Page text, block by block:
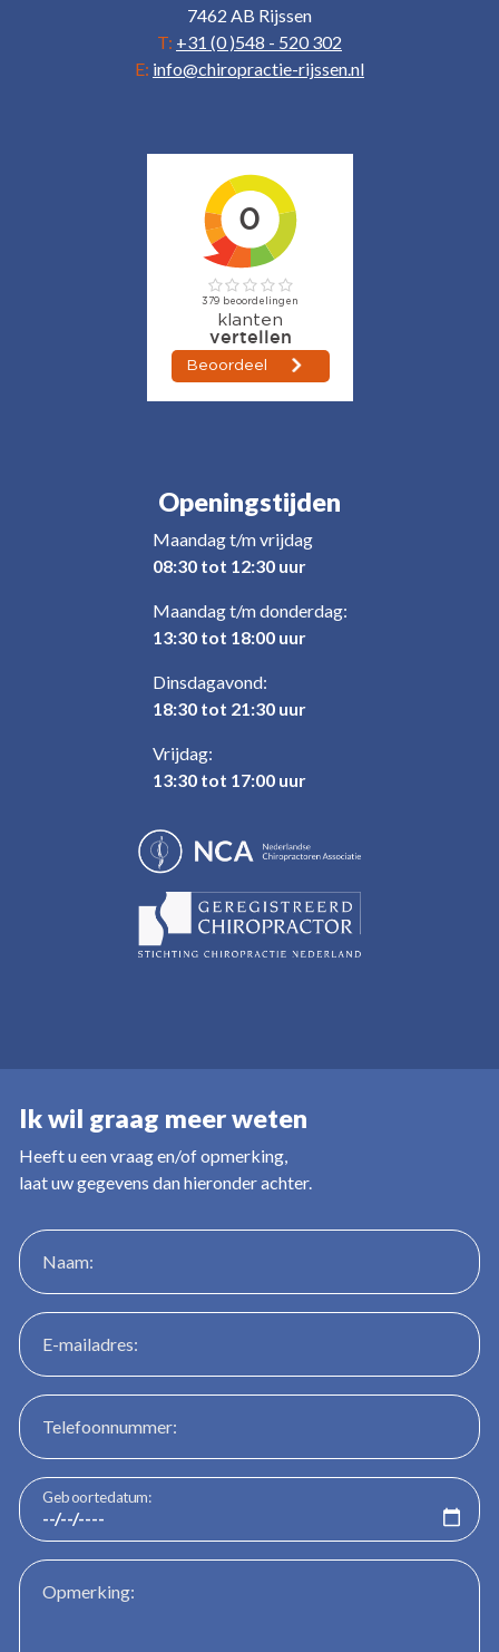
7462 AB Rijssen
T: +31 (0 )548 - 520 302
E: info@chiropractie-rijssen.nl
Openingstijden
Maandag t/m vrijdag
08:30 tot 12:30 uur
Maandag t/m donderdag:
13:30 tot 18:00 uur
Dinsdagavond:
18:30 tot 21:30 uur
Vrijdag:
13:30 tot 17:00 uur
Ik wil graag meer weten
Heeft u een vraag en/of opmerking,
laat uw gegevens dan hieronder achter.
Naam:
E-mailadres:
Telefoonnummer:
Geboortedatum:
Opmerking: